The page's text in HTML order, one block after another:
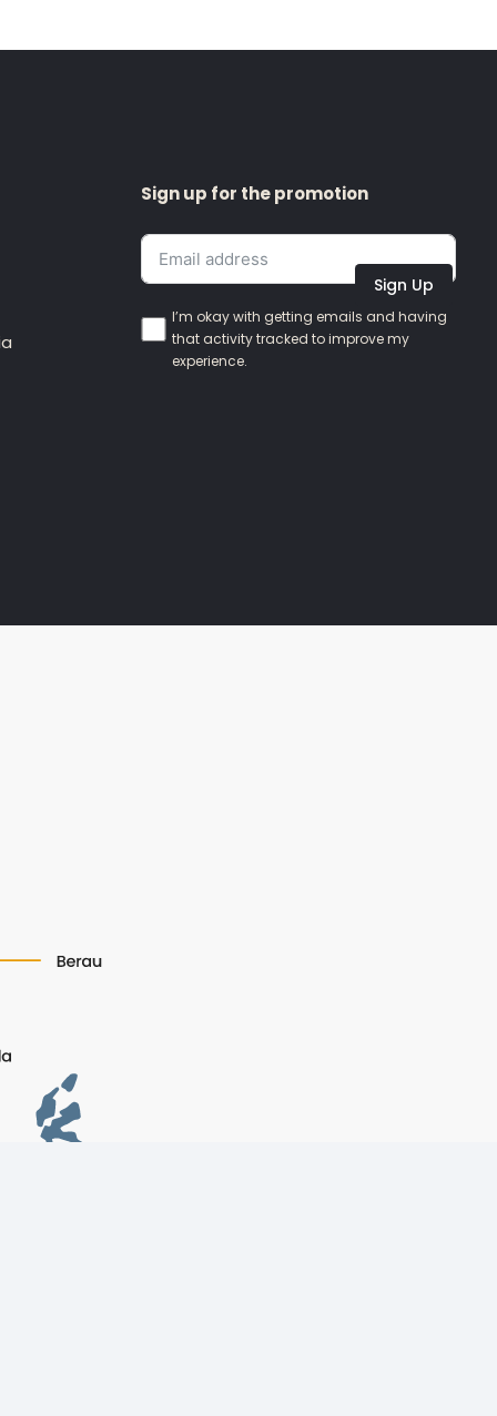
Sign up for the promotion
Sign Up
I’m okay with getting emails and having
that activity tracked to improve my
experience.